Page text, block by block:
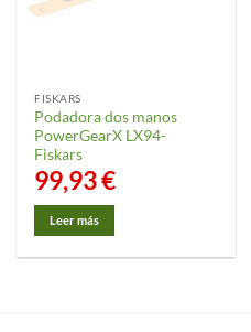
FISKARS
Podadora dos manos
PowerGearX LX94-
Fiskars
99,93€
Leer más